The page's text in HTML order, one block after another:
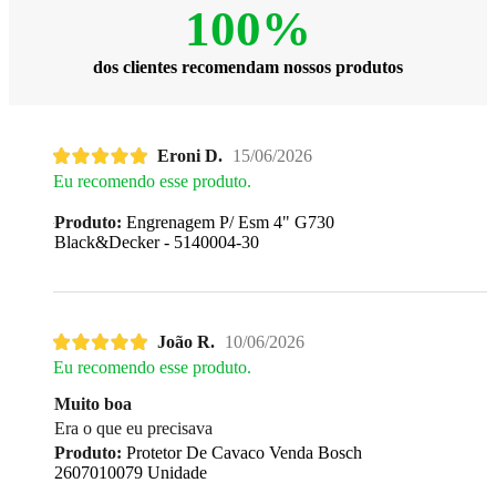
100%
dos clientes recomendam nossos produtos
Eroni D. 15/06/2026
Eu recomendo esse produto.
Produto: Engrenagem P/ Esm 4" G730
Black&Decker - 5140004-30
João R. 10/06/2026
Eu recomendo esse produto.
Muito boa
Era o que eu precisava
Produto: Protetor De Cavaco Venda Bosch
2607010079 Unidade